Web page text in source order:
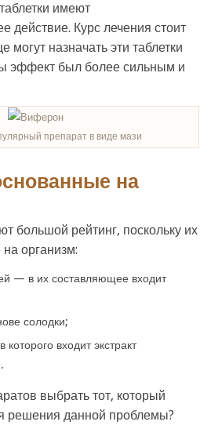
имеют
действие. Курс лечения стоит
могут назначать эти таблетки
эффект был более сильным и
препарат в виде мази
на
большой рейтинг, поскольку их
организм:
— в их составляющее входит
солодки;
входит экстракт
выбрать тот, который
решения данной проблемы?